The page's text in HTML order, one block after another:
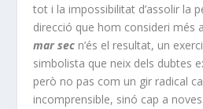
tot i la impossibilitat d’assolir la
direcció que hom consideri més
mar sec n’és el resultat, un
simbolista que neix dels dubtes
però no pas com un gir radical
incomprensible, sinó cap a